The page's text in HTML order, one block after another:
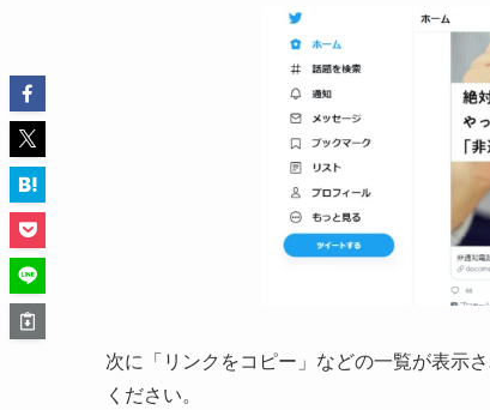
次に「リンクをコピー」などの一覧が表示
ください。